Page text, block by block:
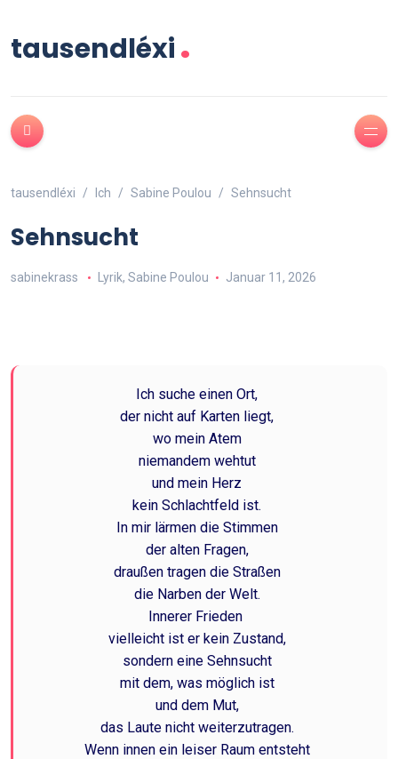
tausendléxi.
tausendléxi Ich Sabine Poulou Sehnsucht
Sehnsucht
sabinekrass Lyrik, Sabine Poulou Januar 11, 2026
Ich suche einen Ort,
der nicht auf Karten liegt,
wo mein Atem
niemandem wehtut
und mein Herz
kein Schlachtfeld ist.
In mir lärmen die Stimmen
der alten Fragen,
draußen tragen die Straßen
die Narben der Welt.
Innerer Frieden
vielleicht ist er kein Zustand,
sondern eine Sehnsucht
mit dem, was möglich ist
und dem Mut,
das Laute nicht weiterzutragen.
Wenn innen ein leiser Raum entsteht